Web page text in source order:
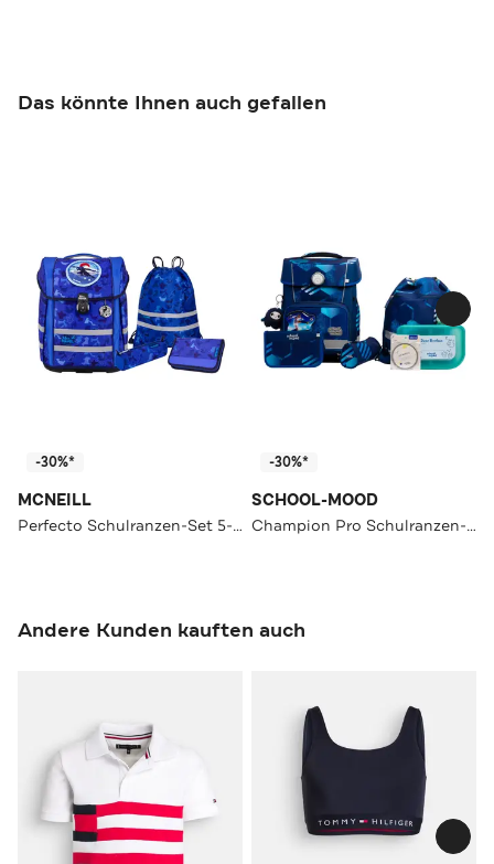
Das könnte Ihnen auch gefallen
-30%*
MCNEILL
Perfecto Schulranzen-Set 5-teilig
-30%*
SCHOOL-MOOD
Champion Pro Schulranzen-Set 7-teilig
Andere Kunden kauften auch